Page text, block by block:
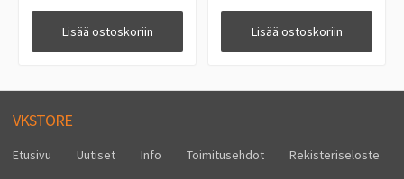
Lisää ostoskoriin Lisää ostoskoriin
VKSTORE
Etusivu Uutiset Info Toimitusehdot
Rekisteriseloste